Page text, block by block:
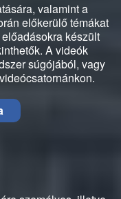
valamint a
előkerülő témákat
készült
A videók
súgójából, vagy